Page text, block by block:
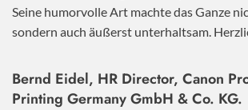
Seine humorvolle Art machte das Ganze
sondern auch äußerst unterhaltsam.
Bernd Eidel, HR Director, Canon
Printing Germany GmbH & Co. KG.